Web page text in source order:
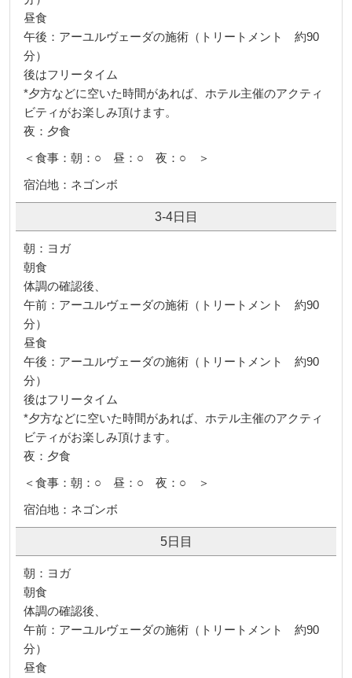
昼食
午後：アーユルヴェーダの施術（トリートメント 約90
分）
後はフリータイム
*夕方などに空いた時間があれば、ホテル主催のアクティ
ビティがお楽しみ頂けます。
夜：夕食
＜食事：朝：○ 昼：○ 夜：○ ＞
宿泊地：ネゴンボ
3-4日目
朝：ヨガ
朝食
体調の確認後、
午前：アーユルヴェーダの施術（トリートメント 約90
分）
昼食
午後：アーユルヴェーダの施術（トリートメント 約90
分）
後はフリータイム
*夕方などに空いた時間があれば、ホテル主催のアクティ
ビティがお楽しみ頂けます。
夜：夕食
＜食事：朝：○ 昼：○ 夜：○ ＞
宿泊地：ネゴンボ
5日目
朝：ヨガ
朝食
体調の確認後、
午前：アーユルヴェーダの施術（トリートメント 約90
分）
昼食